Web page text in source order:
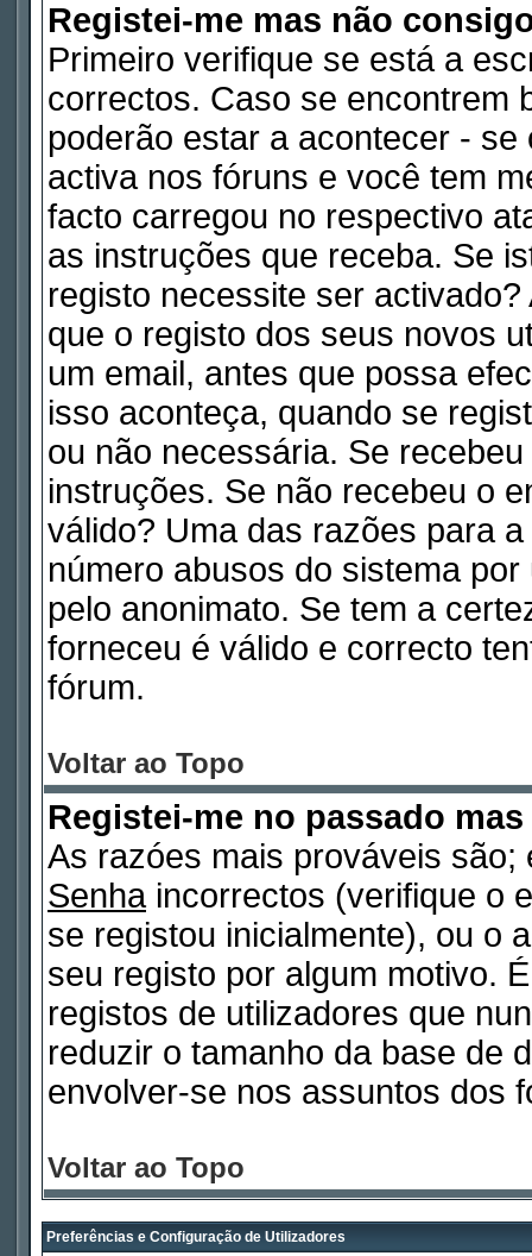
Registei-me mas não
Primeiro verifique se está a
correctos. Caso se encontrem
poderão estar a acontecer -
activa nos fóruns e você tem
facto carregou no respectivo
as instruções que receba. Se
registo necessite ser
que o registo dos seus novos
um email, antes que possa
isso aconteça, quando se
ou não necessária. Se
instruções. Se não recebeu o
válido? Uma das razões para
número abusos do sistema
pelo anonimato. Se tem a
forneceu é válido e correcto
fórum.
Voltar ao Topo
Registei-me no passado
As razóes mais prováveis
Senhaincorrectos (verifique o
se registou inicialmente), ou o
seu registo por algum motivo.
registos de utilizadores que
reduzir o tamanho da base de
envolver-se nos assuntos dos
Voltar ao Topo
Preferências e Configuração de Utilizadores